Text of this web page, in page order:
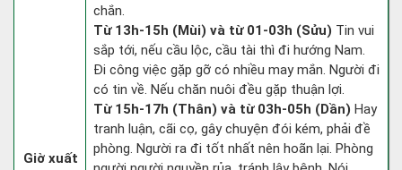
Giờ xuất
chắn.
Từ 13h-15h (Mùi) và từ 01-03h (Sửu) Tin vui
sắp tới, nếu cầu lộc, cầu tài thì đi hướng Nam.
Đi công việc gặp gỡ có nhiều may mắn. Người đi
có tin về. Nếu chăn nuôi đều gặp thuận lợi.
Từ 15h-17h (Thân) và từ 03h-05h (Dần) Hay
tranh luận, cãi cọ, gây chuyện đói kém, phải đề
phòng. Người ra đi tốt nhất nên hoãn lại. Phòng